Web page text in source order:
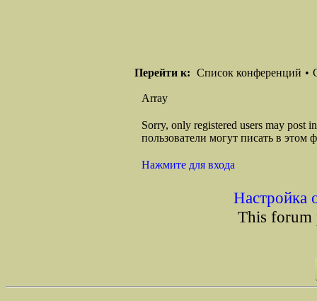
Перейти к: Список конференций •
Array
Sorry, only registered users may post
пользователи могут писать в этом
Нажмите для входа
Настройка
This